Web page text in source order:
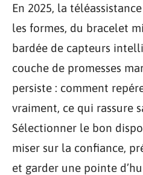
En 2025, la
les formes, du bracelet
bardée de capteurs
couche de promesses
persiste : comment
vraiment, ce qui rassure
Sélectionner le bon
miser sur la confiance,
et garder une pointe